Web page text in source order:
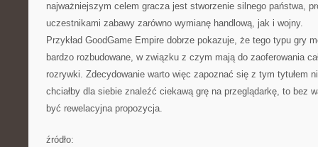
najważniejszym celem gracza jest stworzenie silnego państwa,
uczestnikami zabawy zarówno wymianę handlową, jak i wojny.
Przykład GoodGame Empire dobrze pokazuje, że tego typu gry
bardzo rozbudowane, w związku z czym mają do zaoferowania
rozrywki. Zdecydowanie warto więc zapoznać się z tym tytułem
chciałby dla siebie znaleźć ciekawą grę na przeglądarkę, to bez
być rewelacyjna propozycja.
źródło: